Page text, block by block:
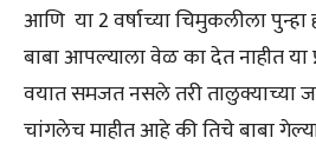
आणि या 2 वर्षाच्या चिमुकलीला
बाबा आपल्याला वेळ का देत नाहीत या
वयात समजत नसले तरी तालुक्याच्या
चांगलेच माहीत आहे की तिचे बाबा गेल्या